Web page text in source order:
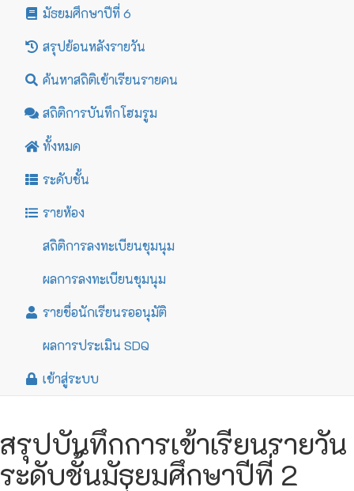
มัธยมศึกษาปีที่ 6
สรุปย้อนหลังรายวัน
ค้นหาสถิติเข้าเรียนรายคน
สถิติการบันทึกโฮมรูม
ทั้งหมด
ระดับชั้น
รายห้อง
สถิติการลงทะเบียนชุมนุม
ผลการลงทะเบียนชุมนุม
รายชื่อนักเรียนรออนุมัติ
ผลการประเมิน SDQ
เข้าสู่ระบบ
สรุปบันทึกการเข้าเรียนรายวัน
ระดับชั้นมัธยมศึกษาปีที่ 2